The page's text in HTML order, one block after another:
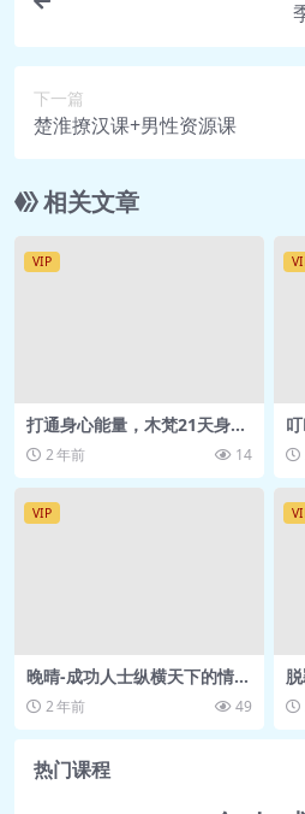
下一篇
楚淮撩汉课+男性资源课
相关文章
VIP
打通身心能量，木梵21天身体
绽放重塑班02期
2 年前 14
VIP
晚晴-成功人士纵横天下的情商
秘术2 年前 49
课
热门课程